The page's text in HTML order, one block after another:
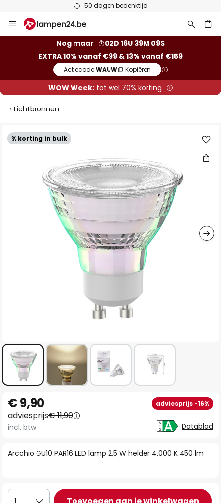
50 dagen bedenktijd
naar
Nog maar
02D 16U 39M 08S
EXTRA 10% vanaf €99 & 13% vanaf €159
Actiecode:WAUW Kopiëren
WOW Week:tot wel 70% korting
Lichtbronnen
% korting in bulk
Ga
naar
afbeeldingen-
naar
het
begin
de
Arcchio GU10 PAR16 LED lamp 2,5 W helder 4.000 K 450 lm
€ 9,90 adviesprijs -16%
adviesprijs€ 11,90
incl. btw Datablad
Toevoegen aan je winkelwagen